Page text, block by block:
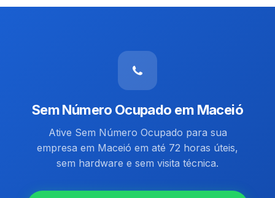
Sem Número Ocupado em Maceió
Ative Sem Número Ocupado para sua
empresa em Maceió em até 72 horas úteis,
sem hardware e sem visita técnica.